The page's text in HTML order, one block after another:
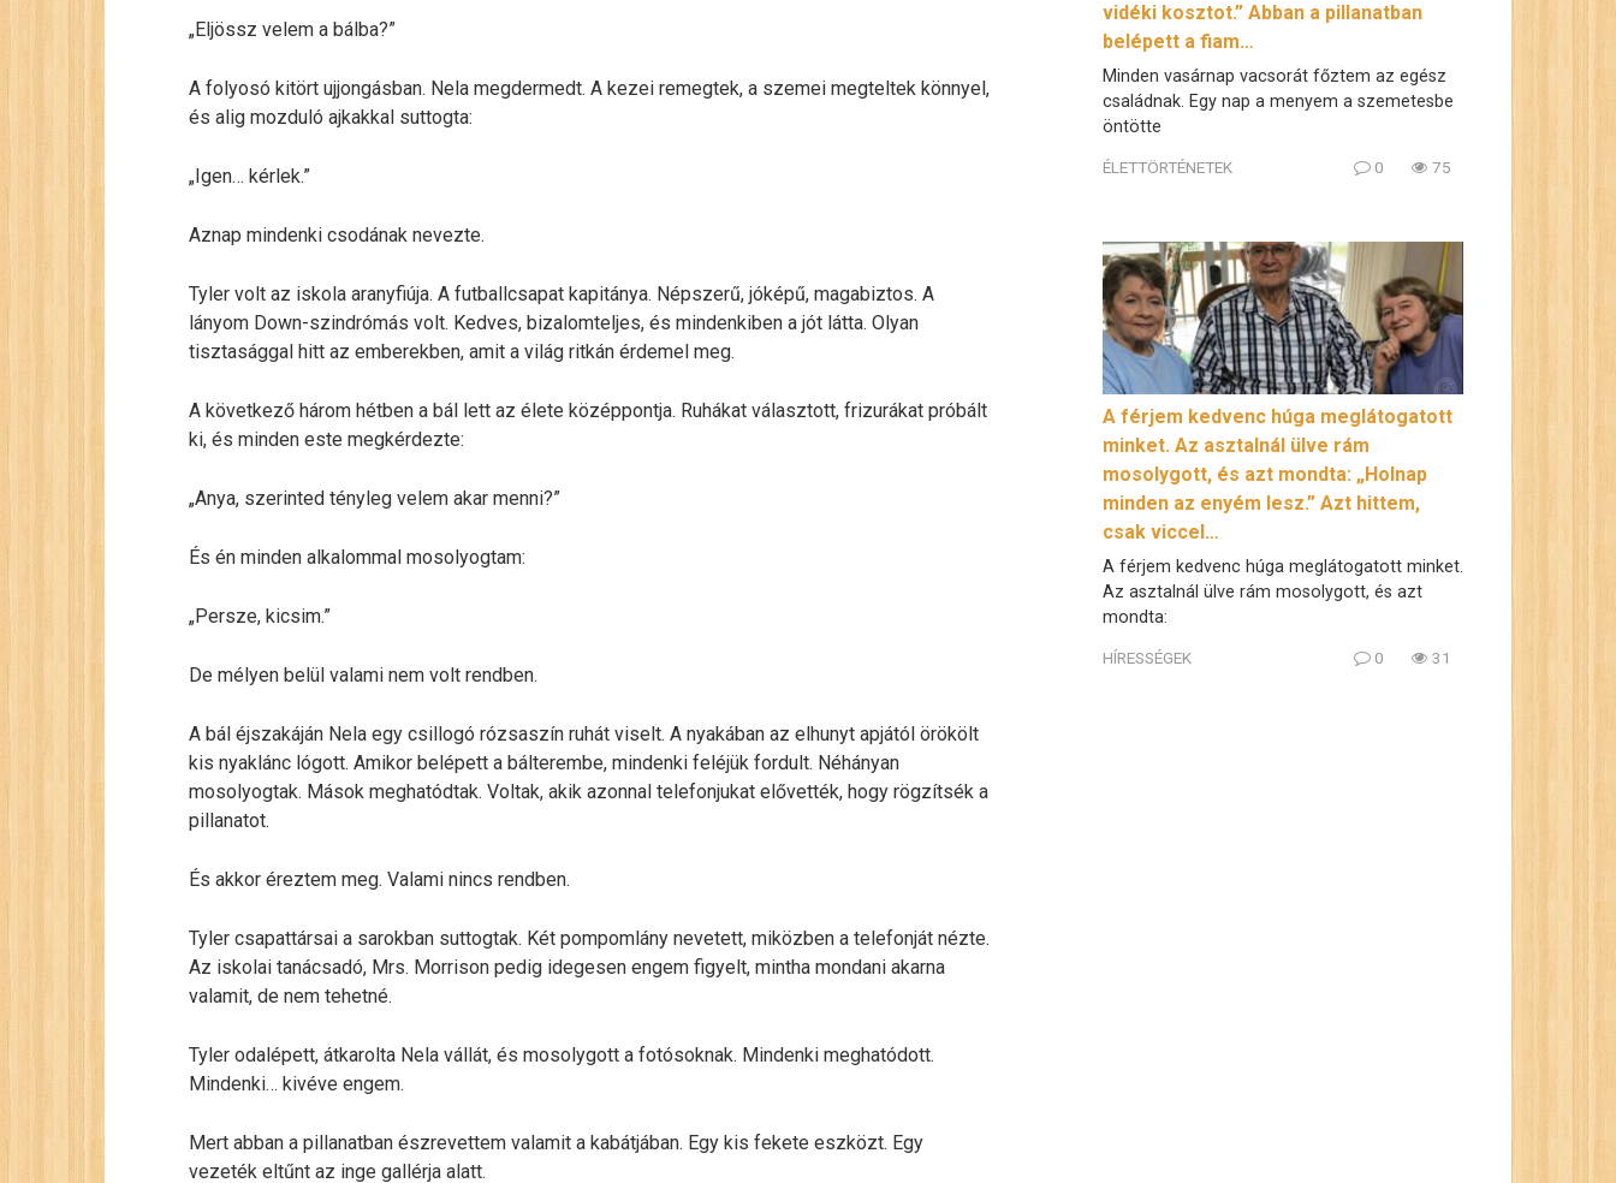
„Eljössz velem a bálba?”
A folyosó kitört ujjongásban. Nela megdermedt. A kezei remegtek, a szemei megteltek könnyel,
és alig mozduló ajkakkal suttogta:
„Igen… kérlek.”
Aznap mindenki csodának nevezte.
Tyler volt az iskola aranyfiúja. A futballcsapat kapitánya. Népszerű, jóképű, magabiztos. A
lányom Down-szindrómás volt. Kedves, bizalomteljes, és mindenkiben a jót látta. Olyan
tisztasággal hitt az emberekben, amit a világ ritkán érdemel meg.
A következő három hétben a bál lett az élete középpontja. Ruhákat választott, frizurákat próbált
ki, és minden este megkérdezte:
„Anya, szerinted tényleg velem akar menni?”
És én minden alkalommal mosolyogtam:
„Persze, kicsim.”
De mélyen belül valami nem volt rendben.
A bál éjszakáján Nela egy csillogó rózsaszín ruhát viselt. A nyakában az elhunyt apjától örökölt
kis nyaklánc lógott. Amikor belépett a bálterembe, mindenki feléjük fordult. Néhányan
mosolyogtak. Mások meghatódtak. Voltak, akik azonnal telefonjukat elővették, hogy rögzítsék a
pillanatot.
És akkor éreztem meg. Valami nincs rendben.
Tyler csapattársai a sarokban suttogtak. Két pompomlány nevetett, miközben a telefonját nézte.
Az iskolai tanácsadó, Mrs. Morrison pedig idegesen engem figyelt, mintha mondani akarna
valamit, de nem tehetné.
Tyler odalépett, átkarolta Nela vállát, és mosolygott a fotósoknak. Mindenki meghatódott.
Mindenki… kivéve engem.
Mert abban a pillanatban észrevettem valamit a kabátjában. Egy kis fekete eszközt. Egy
vezeték eltűnt az inge gallérja alatt.
vidéki kosztot.” Abban a pillanatban
belépett a fiam…
Minden vasárnap vacsorát főztem az egész
családnak. Egy nap a menyem a szemetesbe
öntötte
ÉLETTÖRTÉNETEK 0 75
A férjem kedvenc húga meglátogatott
minket. Az asztalnál ülve rám
mosolygott, és azt mondta: „Holnap
minden az enyém lesz.” Azt hittem,
csak viccel…
A férjem kedvenc húga meglátogatott minket.
Az asztalnál ülve rám mosolygott, és azt
mondta:
HÍRESSÉGEK 0 31